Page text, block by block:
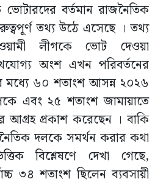
বর্তমান রাজনৈতিক
তথ্য উঠে এসেছে । তথ্য
লীগকে ভোট দেওয়া
অংশ এখন পরিবর্তনের
মধ্যে ৬০ শতাংশ আসন্ন ২০২৬
এবং ২৫ শতাংশ জামায়াতে
আগ্রহ প্রকাশ করেছেন । বাকি
দলকে সমর্থন করার কথা
বিশ্লেষণে দেখা গেছে,
৩৪ শতাংশ ছিলেন ব্যবসায়ী